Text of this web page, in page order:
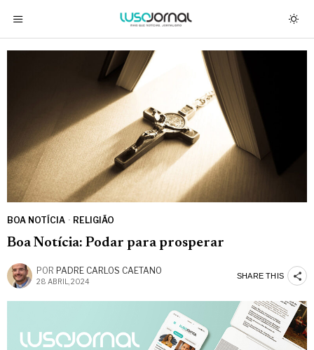
BOA NOTÍCIA · RELIGIÃO
Boa Notícia: Podar para prosperar
POR PADRE CARLOS CAETANO
28 ABRIL, 2024
SHARE THIS